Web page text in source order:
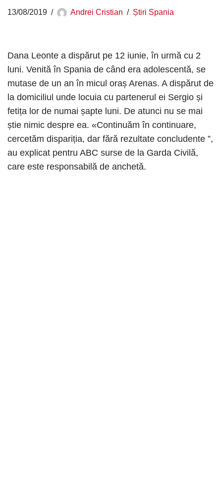
13/08/2019 Andrei Cristian Știri Spania
Dana Leonte a dispărut pe 12 iunie, în urmă cu 2
luni. Venită în Spania de când era adolescentă, se
mutase de un an în micul oraș Arenas. A dispărut de
la domiciliul unde locuia cu partenerul ei Sergio și
fetița lor de numai șapte luni. De atunci nu se mai
știe nimic despre ea. «Continuăm în continuare,
cercetăm dispariția, dar fără rezultate concludente ”,
au explicat pentru ABC surse de la Garda Civilă,
care este responsabilă de anchetă.